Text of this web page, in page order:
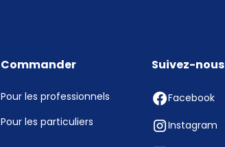
Commander
Pour les professionnels
Pour les particuliers
Suivez-nous
Facebook
Instagram